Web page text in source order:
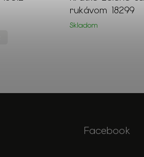
rukávom 18299
Skladom
Facebook